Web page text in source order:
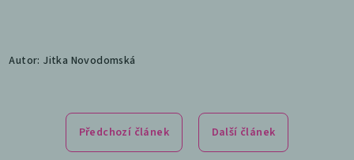
Autor: Jitka Novodomská
Předchozí článek Další článek